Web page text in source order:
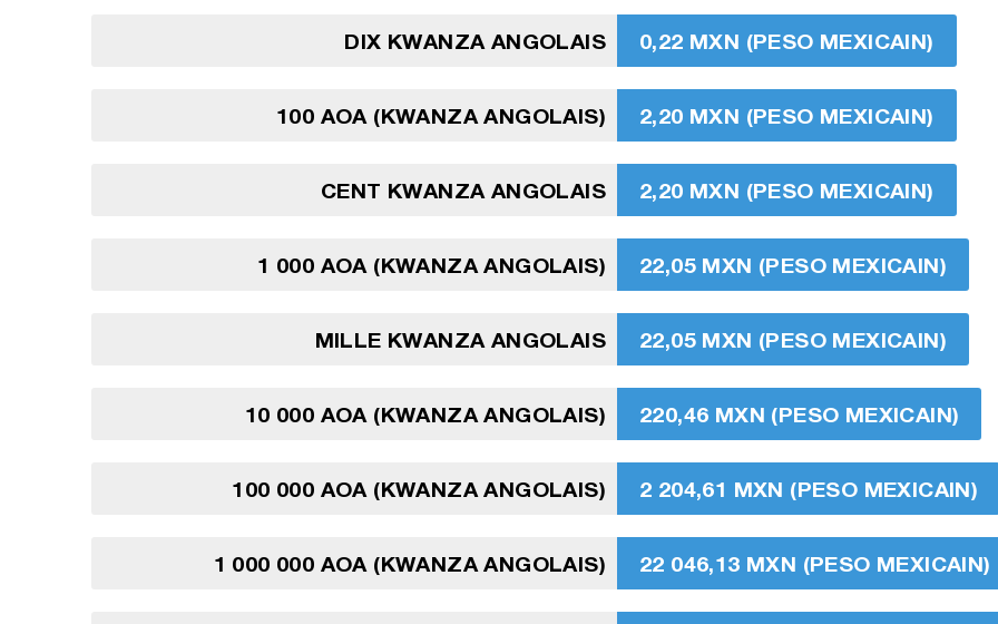
DIX KWANZA ANGOLAIS 0,22 MXN (PESO MEXICAIN)
100 AOA (KWANZA ANGOLAIS) 2,20 MXN (PESO MEXICAIN)
CENT KWANZA ANGOLAIS 2,20 MXN (PESO MEXICAIN)
1 000 AOA (KWANZA ANGOLAIS) 22,05 MXN (PESO MEXICAIN)
MILLE KWANZA ANGOLAIS 22,05 MXN (PESO MEXICAIN)
10 000 AOA (KWANZA ANGOLAIS) 220,46 MXN (PESO MEXICAIN)
100 000 AOA (KWANZA ANGOLAIS) 2 204,61 MXN (PESO MEXICAIN)
1 000 000 AOA (KWANZA ANGOLAIS) 22 046,13 MXN (PESO MEXICAIN)